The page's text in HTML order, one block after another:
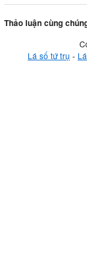
Thảo luận cùng
Lá số tứ trụ -